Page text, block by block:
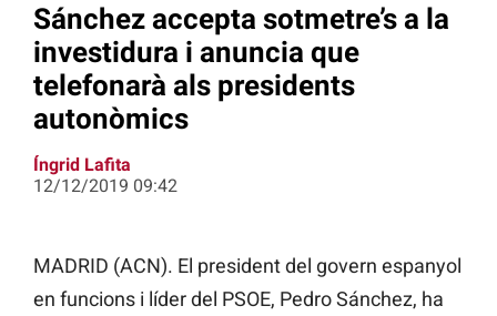
Sánchez accepta sotmetre’s a la
investidura i anuncia que
telefonarà als presidents
autonòmics
Íngrid Lafita
12/12/2019 09:42
MADRID (ACN). El president del govern espanyol
en funcions i líder del PSOE, Pedro Sánchez, ha